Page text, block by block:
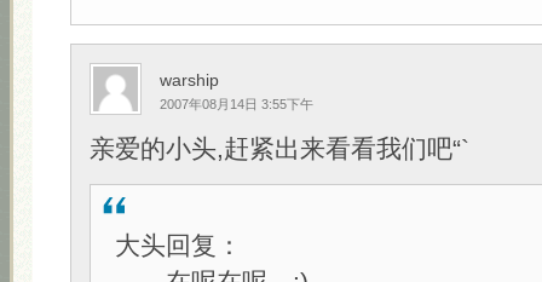
warship
2007年08月14日 3:55下午
亲爱的小头,赶紧出来看看我们吧“`
大头回复：